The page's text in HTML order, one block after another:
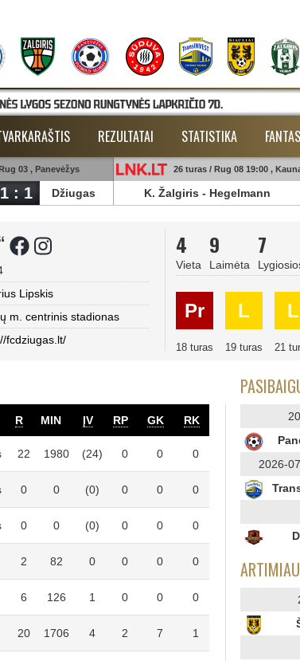
REZULTATAI STATISTIKA
03 , Panevėžys
1 : 1 Džiugas
26 turas / Rug 08 19:00 ,
K. Žalgiris - Hegelmann
Lipskis
m. centrinis stadionas
fcdziugas.lt/
4
Vieta
9
Laimėta
7
Pr
18 turas
L
19 turas
L
21
R MIN ĮV RP GK RK
22 1980 (24) 0 0 0
0 0 (0) 0 0 0
0 0 (0) 0 0 0
2 82 0 0 0 0
6 126 1 0 0 0
20 1706 4 2 7 1
2026-